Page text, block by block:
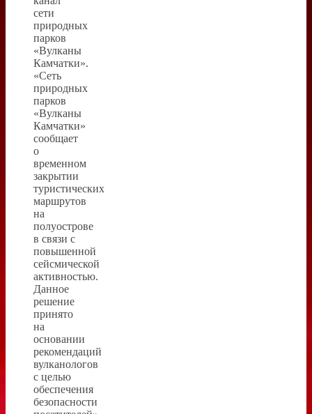
сети
природных
парков
«Вулканы
Камчатки».
«Сеть
природных
парков
«Вулканы
Камчатки»
сообщает
о
временном
закрытии
туристических
маршрутов
на
полуострове
в связи с
повышенной
сейсмической
активностью.
Данное
решение
принято
на
основании
рекомендаций
вулканологов
с целью
обеспечения
безопасности